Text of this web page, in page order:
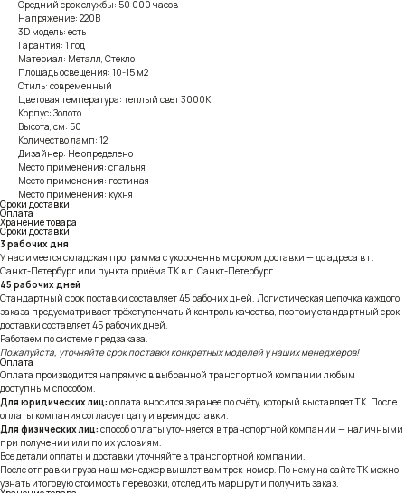
Средний срок службы: 50 000 часов
Напряжение: 220В
3D модель: есть
Гарантия: 1 год
Материал: Металл, Стекло
Площадь освещения: 10-15 м2
Стиль: современный
Цветовая температура: теплый свет 3000К
Корпус: Золото
Высота, см: 50
Количество ламп: 12
Дизайнер: Не определено
Место применения: спальня
Место применения: гостиная
Место применения: кухня
Сроки доставки
Оплата
Хранение товара
Сроки доставки
3 рабочих дня
У нас имеется складская программа с укороченным сроком доставки — до адреса в г.
Санкт-Петербург или пункта приёма ТК в г. Санкт-Петербург.
45 рабочих дней
Стандартный срок поставки составляет 45 рабочих дней. Логистическая цепочка каждого
заказа предусматривает трёхступенчатый контроль качества, поэтому стандартный срок
доставки составляет 45 рабочих дней.
Работаем по системе предзаказа.
Пожалуйста, уточняйте срок поставки конкретных моделей у наших менеджеров!
Оплата
Оплата производится напрямую в выбранной транспортной компании любым
доступным способом.
Для юридических лиц: оплата вносится заранее по счёту, который выставляет ТК. После
оплаты компания согласует дату и время доставки.
Для физических лиц: способ оплаты уточняется в транспортной компании — наличными
при получении или по их условиям.
Все детали оплаты и доставки уточняйте в транспортной компании.
После отправки груза наш менеджер вышлет вам трек-номер. По нему на сайте ТК можно
узнать итоговую стоимость перевозки, отследить маршрут и получить заказ.